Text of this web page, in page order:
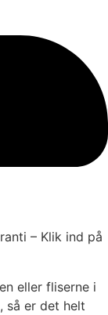
– Klik ind på
eller fliserne i
så er det helt